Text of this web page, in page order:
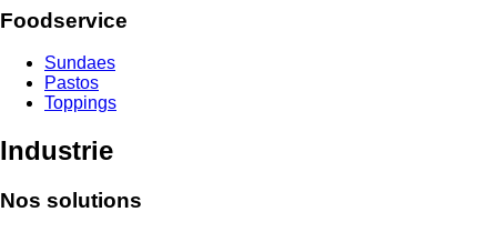
Foodservice
Sundaes
Pastos
Toppings
Industrie
Nos solutions